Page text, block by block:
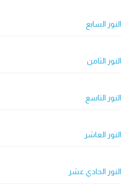
النور السابع
النور الثامن
النور التاسع
النور العاشر
النور الحادي عشر